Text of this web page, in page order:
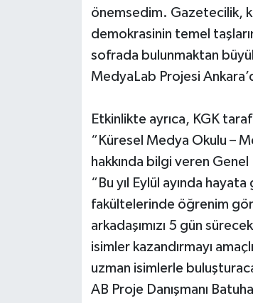
önemsedim. Gazetecilik,
demokrasinin temel
sofrada bulunmaktan
MedyaLab Projesi
Etkinlikte ayrıca, KGK
“Küresel Medya Okulu –
hakkında bilgi veren
“Bu yıl Eylül ayında
fakültelerinde öğrenim
arkadaşımızı 5 gün
isimler kazandırmayı
uzman isimlerle
AB Proje Danışmanı